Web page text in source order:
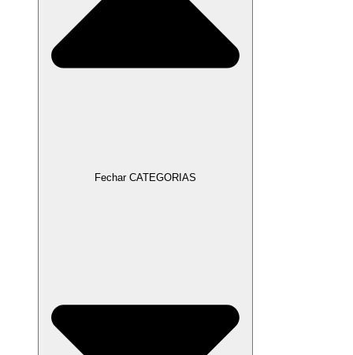
Fechar CATEGORIAS